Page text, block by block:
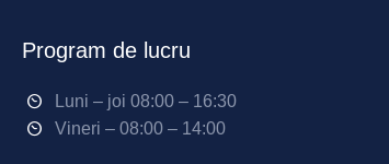
Program de lucru
Luni – joi 08:00 – 16:30
Vineri – 08:00 – 14:00